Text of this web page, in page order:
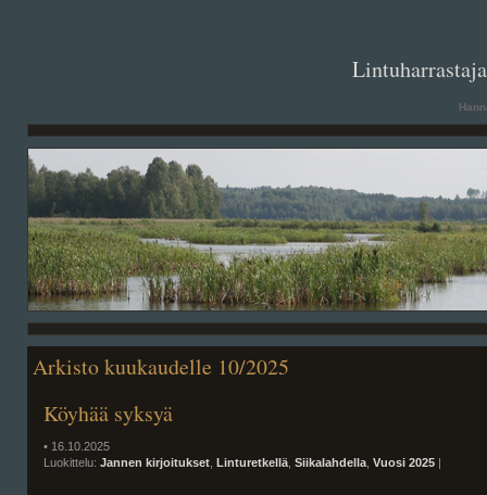
Arkisto kuukaudelle 10/2025
Köyhää syksyä
• 16.10.2025
Luokittelu: Jannen kirjoitukset Linturetkellä Siikalahdella Vuosi 2025 |